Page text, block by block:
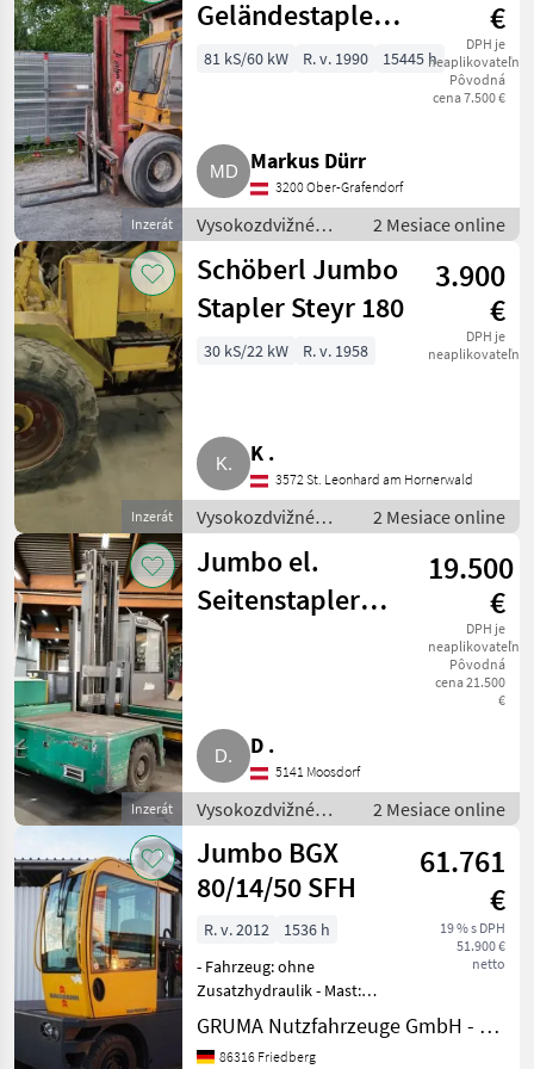
Inzerát
Geländestapler
Typ J 50 DC 12 (5
€
DPH je
neaplikovateľné
Pôvodná
cena 7.500 €
81 kS/60 kW R. v. 1990 15445 h
Markus Dürr
3200 Ober-Grafendorf
Vysokozdvižné
vozíky a skladová
technika / Vozík
2 Mesiace online
Inzerát
Schöberl Jumbo
Stapler Steyr 180
3.900
€
DPH je
neaplikovateľné
30 kS/22 kW R. v. 1958
K .
3572 St. Leonhard am Hornerwald
Vysokozdvižné
vozíky a skladová
technika / Vozík
2 Mesiace online
Inzerát
Jumbo el.
Seitenstapler
19.500
€
DPH je
neaplikovateľné
Pôvodná
cena 21.500
€
D .
5141 Moosdorf
Vysokozdvižné
vozíky a skladová
technika / Vozík
2 Mesiace online
Jumbo BGX
80/14/50 SFH
61.761
€
19 % s DPH
51.900 €
netto
R. v. 2012
1536 h
- Fahrzeug: ohne
Zusatzhydraulik - Mast:
ohne Zusatzhydraulik -
Gabelträger - Vollkabine
mit Schiebetüren - Heizung
GRUMA Nutzfahrzeuge GmbH - Staplertechnik
86316 Friedberg